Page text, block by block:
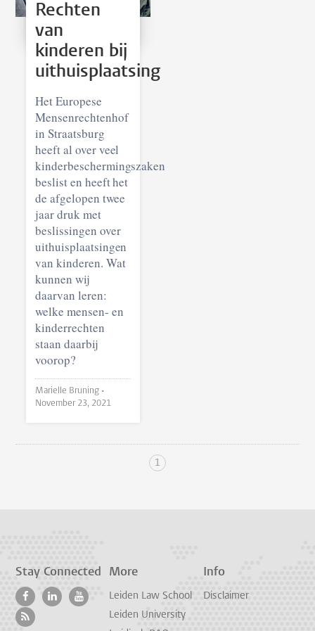
Rechten
van
kinderen bij
uithuisplaatsing
Het Europese
Mensenrechtenhof
in Straatsburg
heeft al over veel
kinderbeschermingszaken
beslist en heeft het
de afgelopen twee
jaar druk met
beslissingen over
uithuisplaatsingen
van kinderen. Wat
kunnen wij
daarvan leren:
welke mensen- en
kinderrechten
staan daarbij
voorop?
Marielle Bruning •
November 23, 2021
1
Stay Connected More
Leiden Law School
Leiden University
Info
Disclaimer